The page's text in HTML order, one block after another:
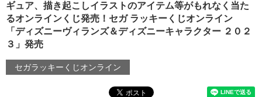
セガ ラッキーくじオンライン
物販
トピックス
ギュア、描き起こしイラストのアイテム等がもれなく当た
るオンラインくじ発売！セガ ラッキーくじオンライン
「ディズニーヴィランズ＆ディズニーキャラクター ２０２
３」発売
セガラッキーくじオンライン